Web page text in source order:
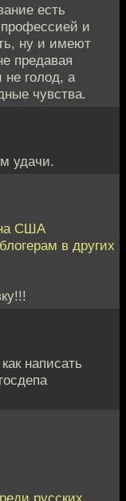
есть
и
ну и имеют
предавая
не голод, а
чувства.
удачи.
США
в других
написать
русских